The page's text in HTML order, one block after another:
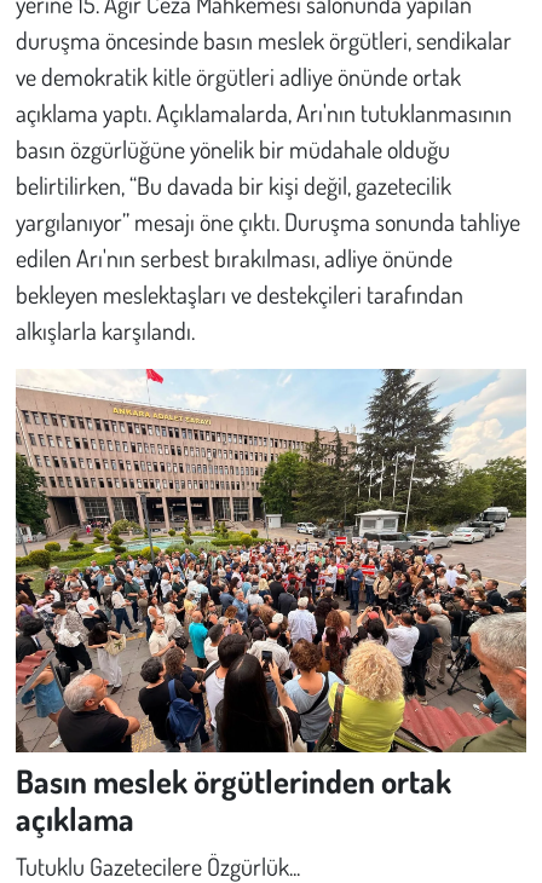
duruşma öncesinde basın meslek örgütleri, sendikalar
ve demokratik kitle örgütleri adliye önünde ortak
açıklama yaptı. Açıklamalarda, Arı'nın tutuklanmasının
basın özgürlüğüne yönelik bir müdahale olduğu
belirtilirken, “Bu davada bir kişi değil, gazetecilik
yargılanıyor” mesajı öne çıktı. Duruşma sonunda tahliye
edilen Arı'nın serbest bırakılması, adliye önünde
bekleyen meslektaşları ve destekçileri tarafından
alkışlarla karşılandı.
Basın meslek örgütlerinden ortak
açıklama
Tutuklu Gazetecilere Özgürlük...